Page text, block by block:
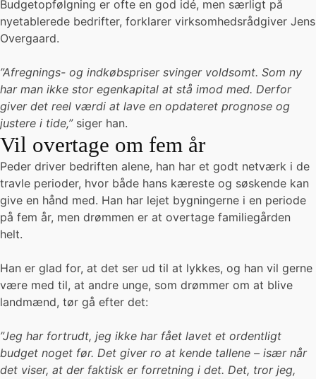
Budgetopfølgning er ofte en god idé, men særligt på
nyetablerede bedrifter, forklarer virksomhedsrådgiver Jens
Overgaard.
”Afregnings- og indkøbspriser svinger voldsomt. Som ny
har man ikke stor egenkapital at stå imod med. Derfor
giver det reel værdi at lave en opdateret prognose og
justere i tide,” siger han.
Vil overtage om fem år
Peder driver bedriften alene, han har et godt netværk i de
travle perioder, hvor både hans kæreste og søskende kan
give en hånd med. Han har lejet bygningerne i en periode
på fem år, men drømmen er at overtage familiegården
helt.
Han er glad for, at det ser ud til at lykkes, og han vil gerne
være med til, at andre unge, som drømmer om at blive
landmænd, tør gå efter det:
”Jeg har fortrudt, jeg ikke har fået lavet et ordentligt
budget noget før. Det giver ro at kende tallene – især når
det viser, at der faktisk er forretning i det. Det, tror jeg,